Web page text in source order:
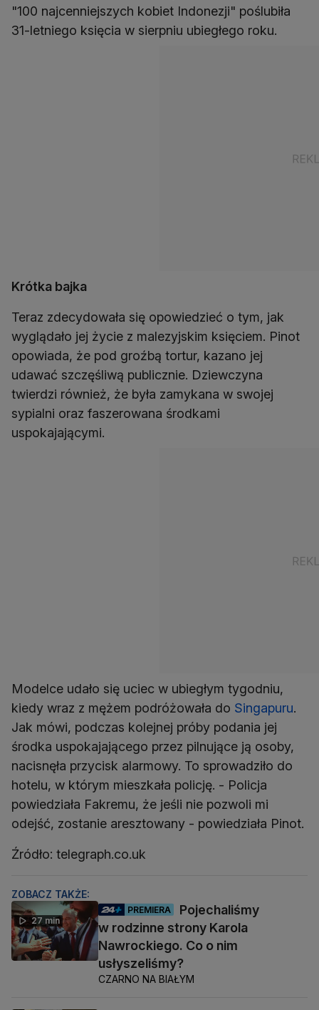
"100 najcenniejszych kobiet Indonezji" poślubiła
31-letniego księcia w sierpniu ubiegłego roku.
Krótka bajka
Teraz zdecydowała się opowiedzieć o tym, jak
wyglądało jej życie z malezyjskim księciem. Pinot
opowiada, że pod groźbą tortur, kazano jej
udawać szczęśliwą publicznie. Dziewczyna
twierdzi również, że była zamykana w swojej
sypialni oraz faszerowana środkami
uspokajającymi.
Modelce udało się uciec w ubiegłym tygodniu,
kiedy wraz z mężem podróżowała do Singapuru.
Jak mówi, podczas kolejnej próby podania jej
środka uspokajającego przez pilnujące ją osoby,
nacisnęła przycisk alarmowy. To sprowadziło do
hotelu, w którym mieszkała policję. - Policja
powiedziała Fakremu, że jeśli nie pozwoli mi
odejść, zostanie aresztowany - powiedziała Pinot.
Źródło: telegraph.co.uk
ZOBACZ TAKŻE:
27 min
PREMIERA
Pojechaliśmy
w rodzinne strony Karola
Nawrockiego. Co o nim
usłyszeliśmy?
CZARNO NA BIAŁYM